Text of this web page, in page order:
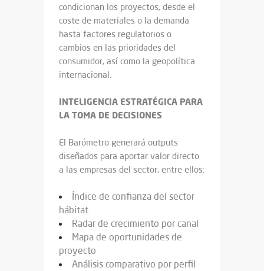
condicionan los proyectos, desde el
coste de materiales o la demanda
hasta factores regulatorios o
cambios en las prioridades del
consumidor, así como la geopolítica
internacional.
INTELIGENCIA ESTRATÉGICA PARA
LA TOMA DE DECISIONES
El Barómetro generará outputs
diseñados para aportar valor directo
a las empresas del sector, entre ellos:
Índice de confianza del sector
hábitat
Radar de crecimiento por canal
Mapa de oportunidades de
proyecto
Análisis comparativo por perfil